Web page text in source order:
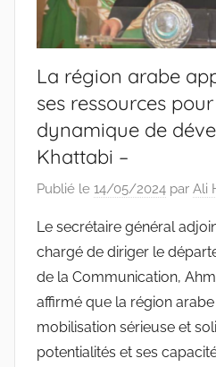
La région arabe
ses ressources
dynamique de
Khattabi –
Publié le 14/05/2024 par Ali
Le secrétaire général
chargé de diriger le
de la Communication,
affirmé que la région
mobilisation sérieuse et
potentialités et ses